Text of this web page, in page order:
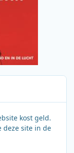
kost geld.
deze site in de